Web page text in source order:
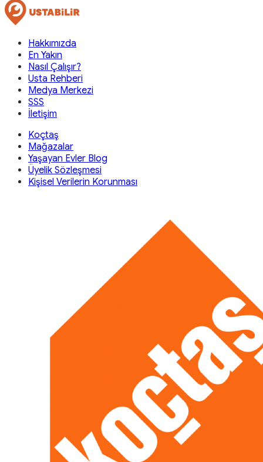
Hakkımızda
En Yakın
Nasıl Çalışır?
Usta Rehberi
Medya Merkezi
SSS
İletişim
Koçtaş
Mağazalar
Yaşayan Evler Blog
Üyelik Sözleşmesi
Kişisel Verilerin Korunması